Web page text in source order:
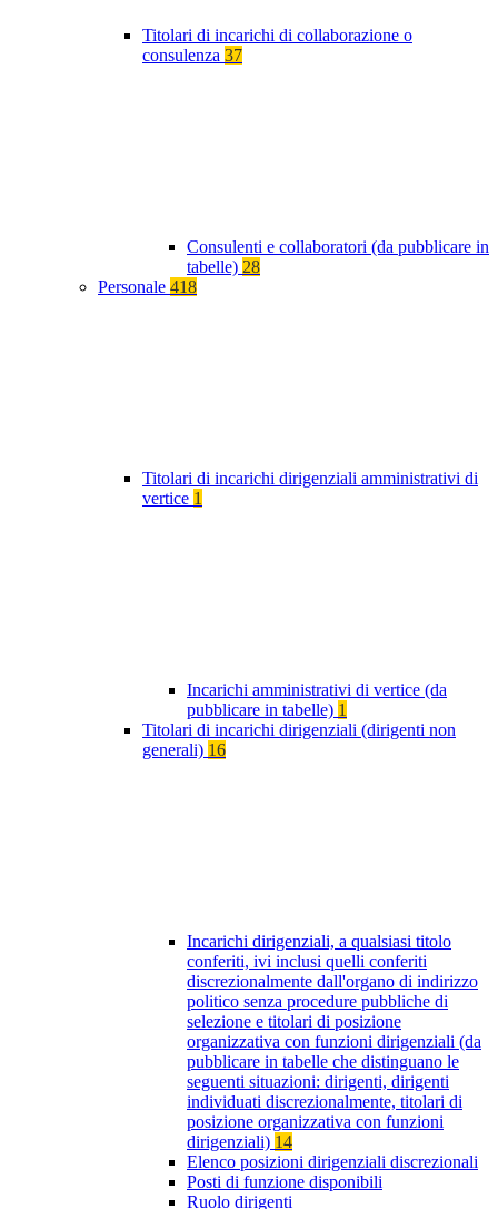
Titolari di incarichi di collaborazione o
consulenza 37
Consulenti e collaboratori (da pubblicare in
tabelle) 28
Personale 418
Titolari di incarichi dirigenziali amministrativi di
vertice 1
Incarichi amministrativi di vertice (da
pubblicare in tabelle) 1
Titolari di incarichi dirigenziali (dirigenti non
generali) 16
Incarichi dirigenziali, a qualsiasi titolo
conferiti, ivi inclusi quelli conferiti
discrezionalmente dall'organo di indirizzo
politico senza procedure pubbliche di
selezione e titolari di posizione
organizzativa con funzioni dirigenziali (da
pubblicare in tabelle che distinguano le
seguenti situazioni: dirigenti, dirigenti
individuati discrezionalmente, titolari di
posizione organizzativa con funzioni
dirigenziali) 14
Elenco posizioni dirigenziali discrezionali
Posti di funzione disponibili
Ruolo dirigenti